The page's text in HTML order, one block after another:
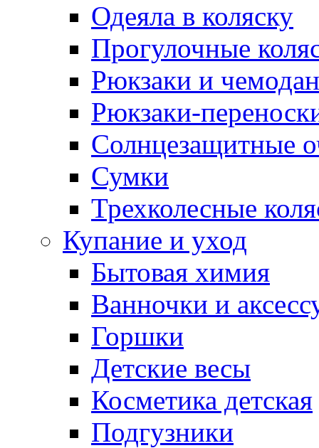
Одеяла в коляску
Прогулочные
Рюкзаки и
Рюкзаки-
Солнцезащитные
Сумки
Трехколесные
Купание и уход
Бытовая химия
Ванночки и
Горшки
Детские весы
Косметика детская
Подгузники